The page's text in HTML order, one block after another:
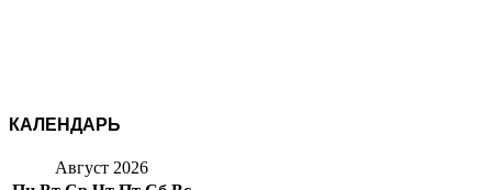
КАЛЕНДАРЬ
Август 2026